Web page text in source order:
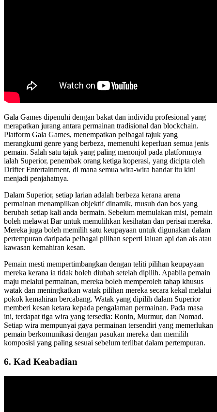
Gala Games dipenuhi dengan bakat dan individu profesional yang
merapatkan jurang antara permainan tradisional dan blockchain.
Platform Gala Games, menempatkan pelbagai tajuk yang
merangkumi genre yang berbeza, memenuhi keperluan semua jenis
pemain. Salah satu tajuk yang paling menonjol pada platformnya
ialah Superior, penembak orang ketiga koperasi, yang dicipta oleh
Drifter Entertainment, di mana semua wira-wira bandar itu kini
menjadi penjahatnya.
Dalam Superior, setiap larian adalah berbeza kerana arena
permainan menampilkan objektif dinamik, musuh dan bos yang
berubah setiap kali anda bermain. Sebelum memulakan misi, pemain
boleh melawat Bar untuk memulihkan kesihatan dan perisai mereka.
Mereka juga boleh memilih satu keupayaan untuk digunakan dalam
pertempuran daripada pelbagai pilihan seperti laluan api dan ais atau
kawasan kemahiran kesan.
Pemain mesti mempertimbangkan dengan teliti pilihan keupayaan
mereka kerana ia tidak boleh diubah setelah dipilih. Apabila pemain
maju melalui permainan, mereka boleh memperoleh tahap khusus
watak dan meningkatkan watak pilihan mereka secara kekal melalui
pokok kemahiran bercabang. Watak yang dipilih dalam Superior
memberi kesan ketara kepada pengalaman permainan. Pada masa
ini, terdapat tiga wira yang tersedia: Ronin, Murmur, dan Nomad.
Setiap wira mempunyai gaya permainan tersendiri yang memerlukan
pemain berkomunikasi dengan pasukan mereka dan memilih
komposisi yang paling sesuai sebelum terlibat dalam pertempuran.
6. Kad Keabadian